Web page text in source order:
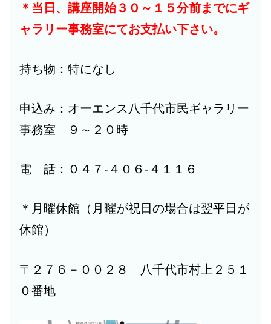
＊当日、講座開始３０～１５分前までにギ
ャラリー事務室にてお支払い下さい。
持ち物：特になし
申込み：オーエンス八千代市民ギャラリー
事務室 ９～２０時
電 話：０４７-４０６-４１１６
＊月曜休館（月曜が祝日の場合は翌平日が
休館）
〒２７６－００２８ 八千代市村上２５１
０番地